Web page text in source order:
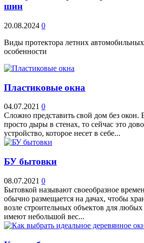
шин
20.08.2024 0
Виды протектора летних
особенности
Пластиковые окна
04.07.2021 0
Сложно представить свой дом без окон.
просто дыры в стенах, то сейчас это
устройство, которое несет в себе...
БУ бытовки
08.07.2021 0
Бытовкой называют своеобразное
обычно размещается на дачах, чтобы
возле строительных объектов для
имеют небольшой вес...